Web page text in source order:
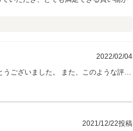
2022/02/04
ございました。 また、このような評価
2021/12/22投稿